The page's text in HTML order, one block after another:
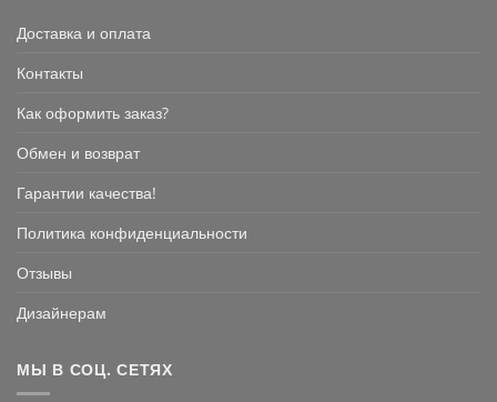
Доставка и оплата
Контакты
Как оформить заказ?
Обмен и возврат
Гарантии качества!
Политика конфиденциальности
Отзывы
Дизайнерам
МЫ В СОЦ. СЕТЯХ